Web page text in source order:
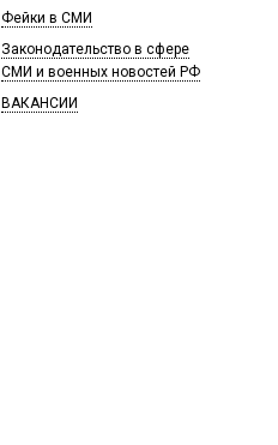
Фейки в СМИ
Законодательство в сфере
СМИ и военных новостей РФ
ВАКАНСИИ